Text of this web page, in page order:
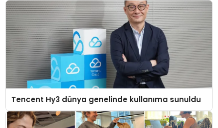
Tencent Hy3 dünya genelinde kullanıma sunuldu